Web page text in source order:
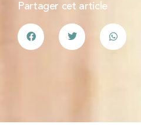
Partager cet article